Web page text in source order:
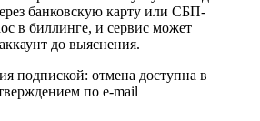
банковскую карту или СБП-
в биллинге, и сервис может
до выяснения.
подпиской: отмена доступна в
по e-mail